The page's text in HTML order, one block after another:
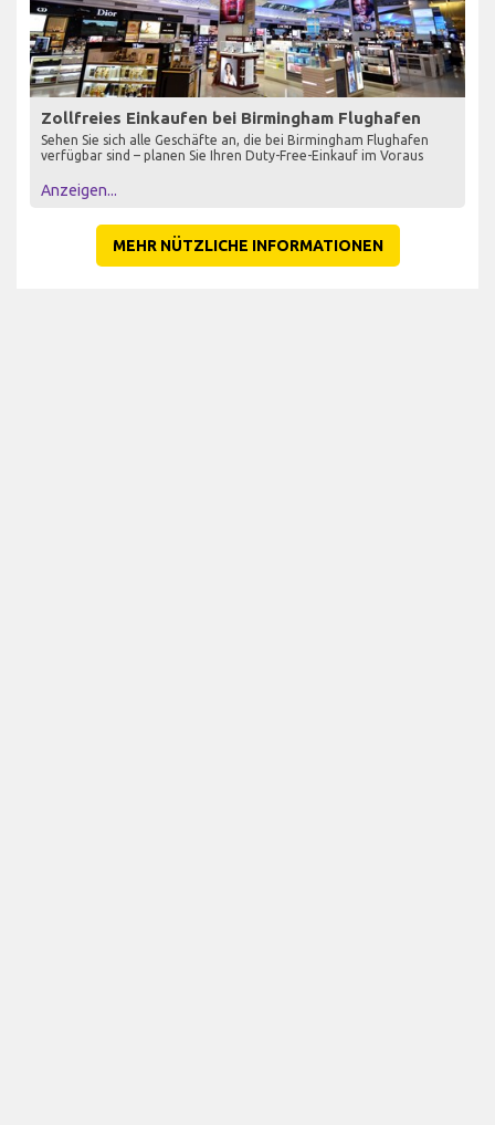
Zollfreies Einkaufen bei Birmingham Flughafen
Sehen Sie sich alle Geschäfte an, die bei Birmingham Flughafen
verfügbar sind – planen Sie Ihren Duty-Free-Einkauf im Voraus
Anzeigen...
MEHR NÜTZLICHE INFORMATIONEN